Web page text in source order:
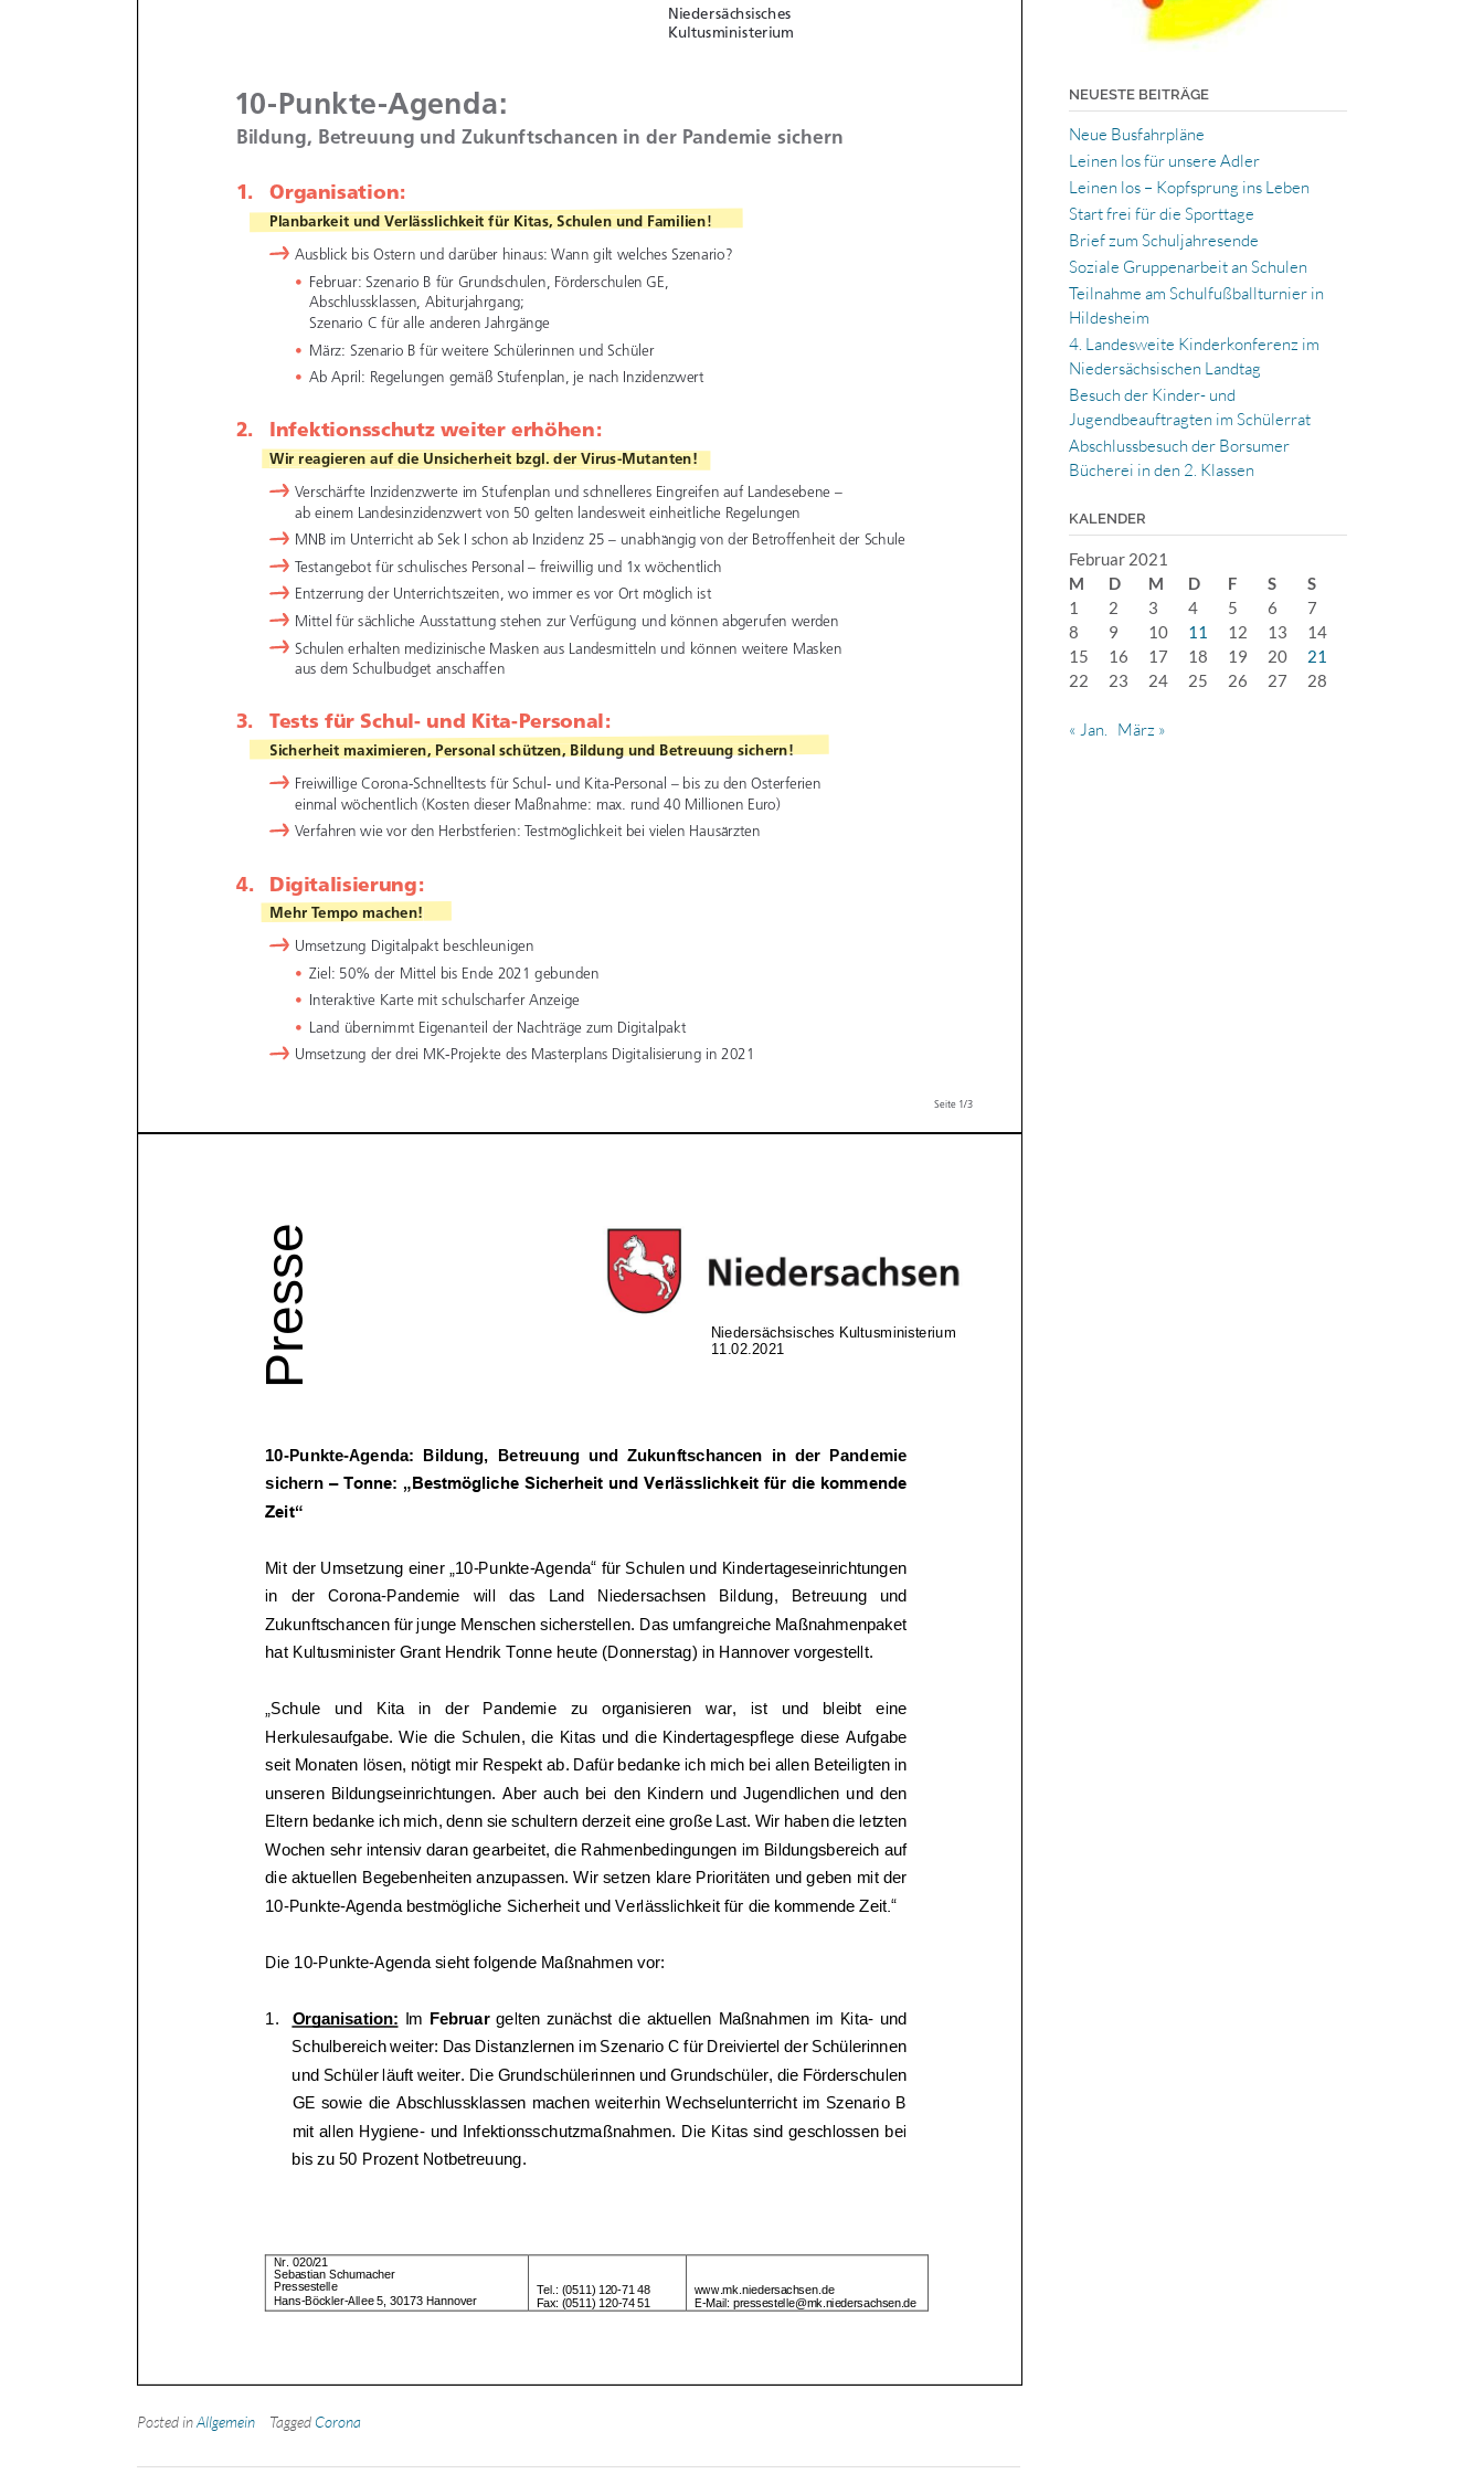
Posted inAllgemein Tagged Corona
NEUESTE BEITRÄGE
Neue Busfahrpläne
Leinen los für unsere Adler
Leinen los – Kopfsprung ins Leben
Start frei für die Sporttage
Brief zum Schuljahresende
Soziale Gruppenarbeit an Schulen
Teilnahme am Schulfußballturnier in
Hildesheim
4. Landesweite Kinderkonferenz im
Niedersächsischen Landtag
Besuch der Kinder- und
Jugendbeauftragten im Schülerrat
Abschlussbesuch der Borsumer
Bücherei in den 2. Klassen
KALENDER
Februar 2021
M
D M D F S
S
1
2 3 4 5 6
7
8
9 10 11 12 13
14
15
16 17 18 19 20
21
22
23 24 25 26 27 28
« Jan. März »